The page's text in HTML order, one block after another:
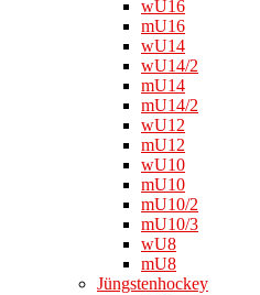
wU16
mU16
wU14
wU14/2
mU14
mU14/2
wU12
mU12
wU10
mU10
mU10/2
mU10/3
wU8
mU8
Jüngstenhockey